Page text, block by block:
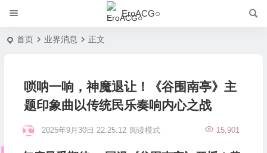
EroACG○
首页 业界消息 正文
唢呐一响，神魔退让！《谷围南亭》主
题印象曲以传统民乐奏响内心之战
2025年9月30日 22:25:12 15,901
阅读模式